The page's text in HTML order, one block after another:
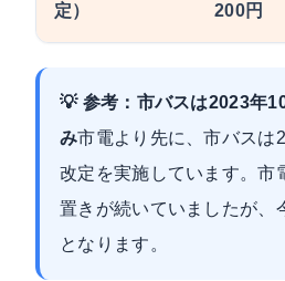
定）
200円
💡 参考：市バスは2023年
み市電より先に、市バスは
改定を実施しています。市
置きが続いていましたが、
となります。